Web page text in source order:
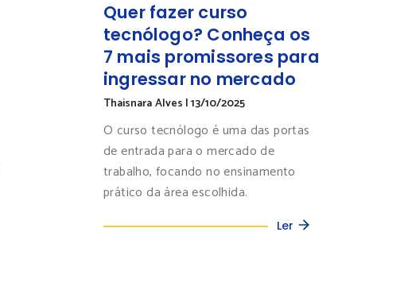
Quer fazer curso
tecnólogo? Conheça os
7 mais promissores para
ingressar no mercado
Thaisnara Alves |13/10/2025
O curso tecnólogo é uma das portas
de entrada para o mercado de
trabalho, focando no ensinamento
prático da área escolhida.
Ler